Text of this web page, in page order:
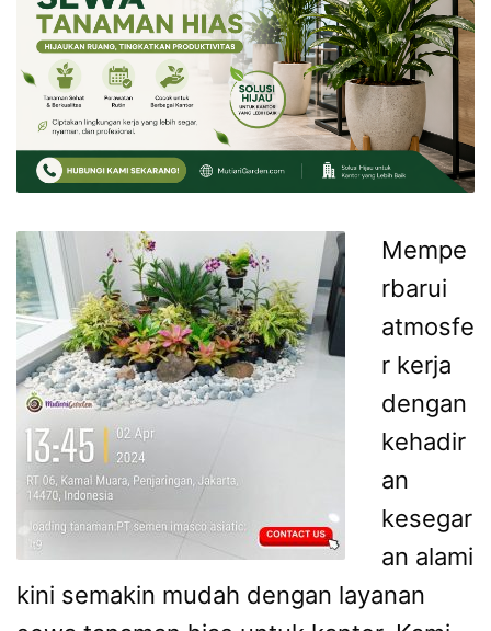
Mempe
rbarui
atmosfe
r kerja
dengan
kehadir
an
kesegar
an alami
kini semakin mudah dengan layanan